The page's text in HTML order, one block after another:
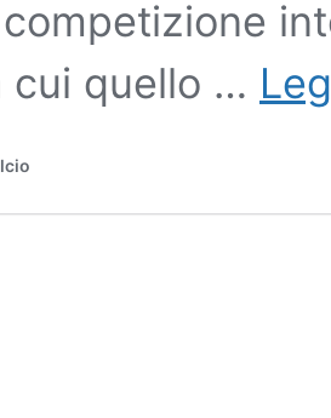
cui quello …